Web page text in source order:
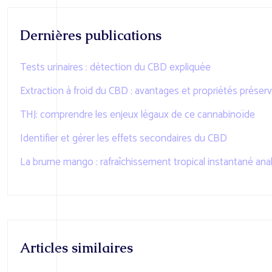
Dernières publications
Tests urinaires : détection du CBD expliquée
Extraction à froid du CBD : avantages et propriétés
THJ: comprendre les enjeux légaux de ce cannabinoïde
Identifier et gérer les effets secondaires du CBD
La brume mango : rafraîchissement tropical instantané
Articles similaires